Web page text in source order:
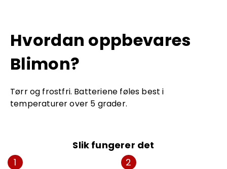
Hvordan oppbevares
Blimon?
Tørr og frostfri. Batteriene føles best i
temperaturer over 5 grader.
Slik fungerer det
1
2